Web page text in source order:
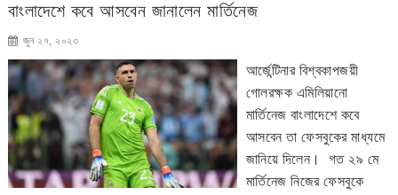
বাংলাদেশে কবে আসবেন জানালেন মার্তিনেজ
জুন ২৭, ২০২৩
আর্জেন্টিনার বিশ্বকাপজয়ী
গোলরক্ষক এমিলিয়ানো
মার্তিনেজ বাংলাদেশে কবে
আসবেন তা ফেসবুকের মাধ্যমে
জানিয়ে দিলেন। গত ২৯ মে
মার্তিনেজ নিজের ফেসবুকে